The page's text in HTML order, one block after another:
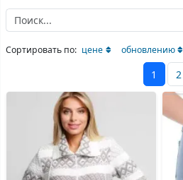
Сортировать по: цене обновлению
1 2